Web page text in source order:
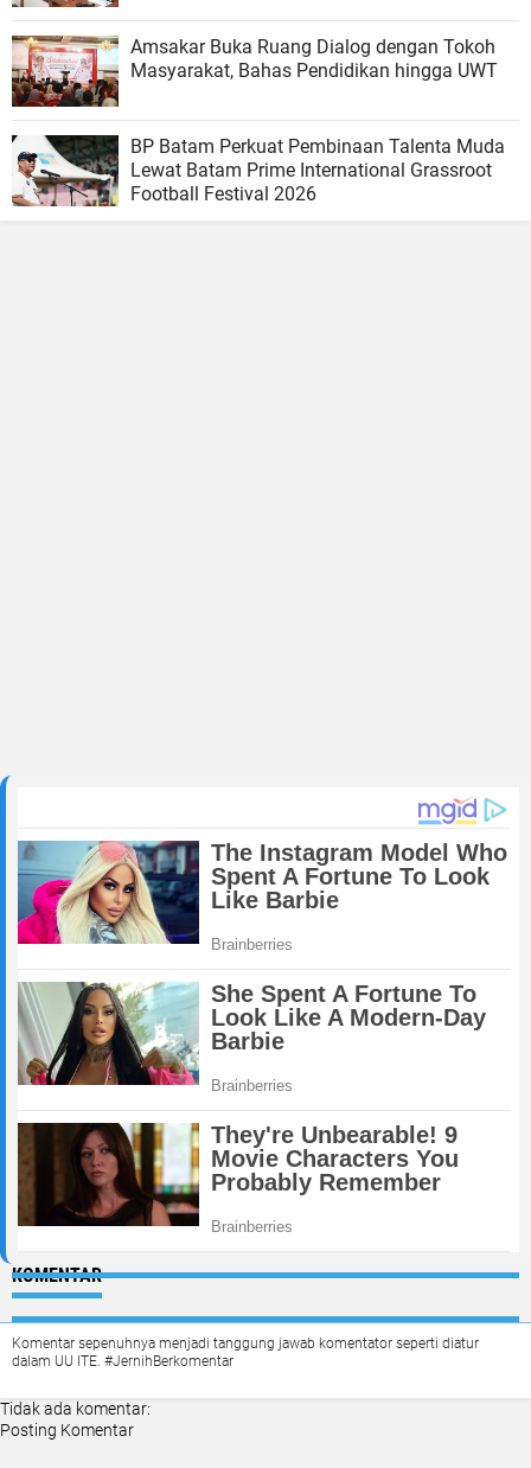
Amsakar Buka Ruang Dialog dengan Tokoh
Masyarakat, Bahas Pendidikan hingga UWT
BP Batam Perkuat Pembinaan Talenta Muda
Lewat Batam Prime International Grassroot
Football Festival 2026
KOMENTAR
Komentar sepenuhnya menjadi tanggung jawab komentator seperti diatur
dalam UU ITE. #JernihBerkomentar
Tidak ada komentar:
Posting Komentar